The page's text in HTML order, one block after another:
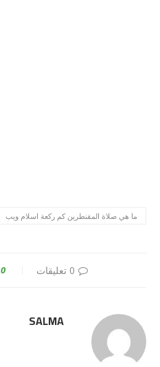
ما هي صلاة المقنطرين كم ركعة اسلام ويب
0 تعليقات 0
SALMA